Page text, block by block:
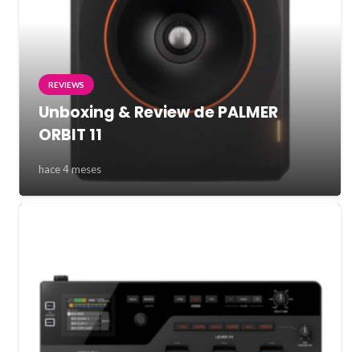
REVIEWS
Unboxing & Review de PALMER
ORBIT 11
hace 4 meses